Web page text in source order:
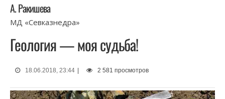
А. Ракишева
МД «Севказнедра»
Геология — моя судьба!
18.06.2018, 23:44 2 581 просмотров